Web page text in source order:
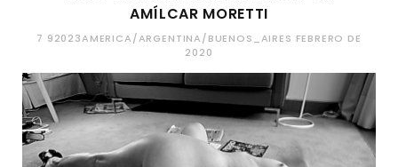
AMÍLCAR MORETTI
7 92023AMERICA/ARGENTINA/BUENOS_AIRES FEBRERO DE
2020